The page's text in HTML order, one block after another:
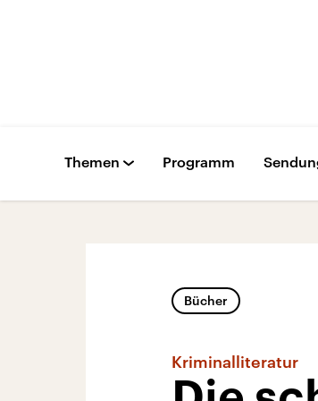
Themen Programm
Bücher
Kriminalliteratur